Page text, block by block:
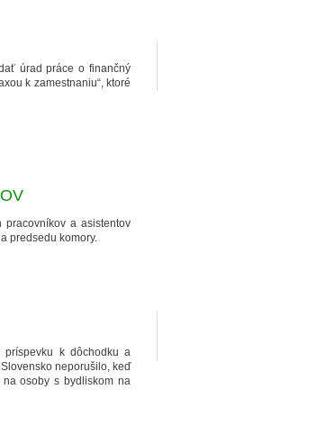
úrad práce o finančný
k zamestnaniu“, ktoré
pracovníkov a asistentov
predsedu komory.
príspevku k dôchodku a
neporušilo, keď
osoby s bydliskom na